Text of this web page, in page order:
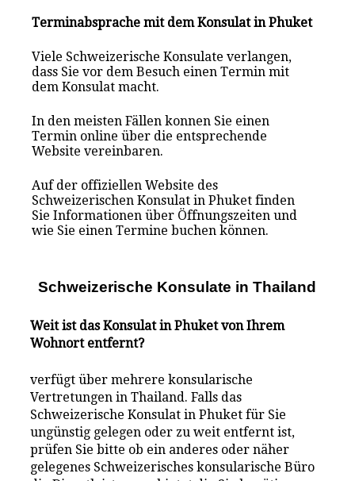
Terminabsprache mit dem Konsulat in Phuket
Viele Schweizerische Konsulate verlangen,
dass Sie vor dem Besuch einen Termin mit
dem Konsulat macht.
In den meisten Fällen konnen Sie einen
Termin online über die entsprechende
Website vereinbaren.
Auf der offiziellen Website des
Schweizerischen Konsulat in Phuket finden
Sie Informationen über Öffnungszeiten und
wie Sie einen Termine buchen können.
Schweizerische Konsulate in Thailand
Weit ist das Konsulat in Phuket von Ihrem
Wohnort entfernt?
verfügt über mehrere konsularische
Vertretungen in Thailand. Falls das
Schweizerische Konsulat in Phuket für Sie
ungünstig gelegen oder zu weit entfernt ist,
prüfen Sie bitte ob ein anderes oder näher
gelegenes Schweizerisches konsularische Büro